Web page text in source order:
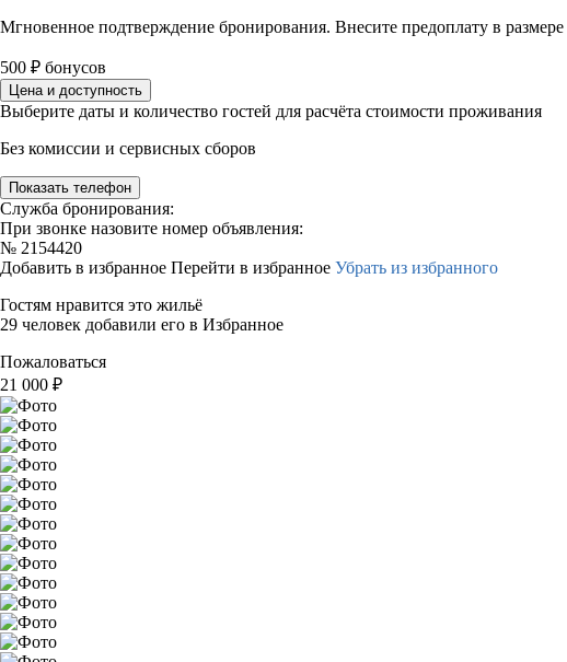
Мгновенное подтверждение бронирования. Внесите предоплату в размере
500 ₽ бонусов
Цена и доступность
Выберите даты и количество гостей для расчёта стоимости проживания
Без комиссии и сервисных сборов
Показать телефон
Служба бронирования:
При звонке назовите номер объявления:
№ 2154420
Добавить в избранное Перейти в избранное Убрать из избранного
Гостям нравится это жильё
29 человек добавили его в Избранное
Пожаловаться
21 000 ₽